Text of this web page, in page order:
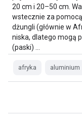
20 cm i 20–50 cm.
wstecznie za
dżungli (głównie w
niska, dlatego mogą
(paski) …
afryka aluminium